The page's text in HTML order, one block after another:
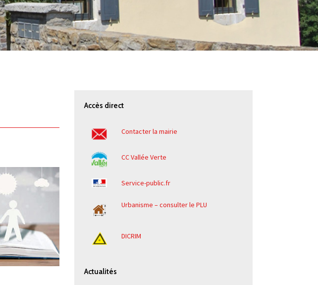
Accès direct
Contacter la mairie
CC Vallée Verte
Service-public.fr
Urbanisme – consulter le PLU
DICRIM
Actualités